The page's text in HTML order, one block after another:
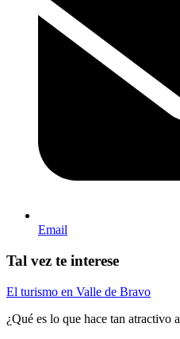
Email
Tal vez te interese
El turismo en Valle de Bravo
¿Qué es lo que hace tan